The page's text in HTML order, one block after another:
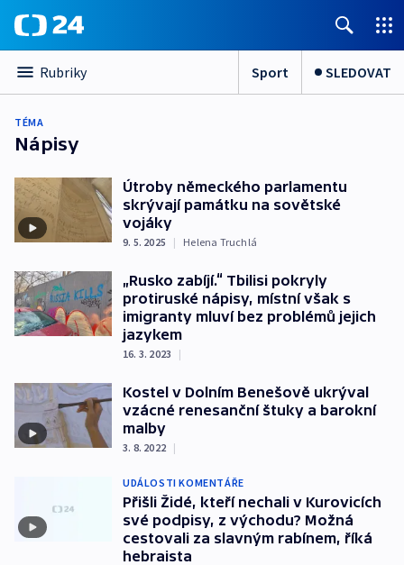
Rubriky Sport SLEDOVAT
TÉMA
Nápisy
Útroby německého parlamentu
skrývají památku na sovětské
vojáky
9. 5. 2025 | Helena Truchlá
„Rusko zabíjí.“ Tbilisi pokryly
protiruské nápisy, místní však s
imigranty mluví bez problémů jejich
jazykem
16. 3. 2023 |
Kostel v Dolním Benešově ukrýval
vzácné renesanční štuky a barokní
malby
3. 8. 2022 |
UDÁLOSTI KOMENTÁŘE
Přišli Židé, kteří nechali v Kurovicích
své podpisy, z východu? Možná
cestovali za slavným rabínem, říká
hebraista